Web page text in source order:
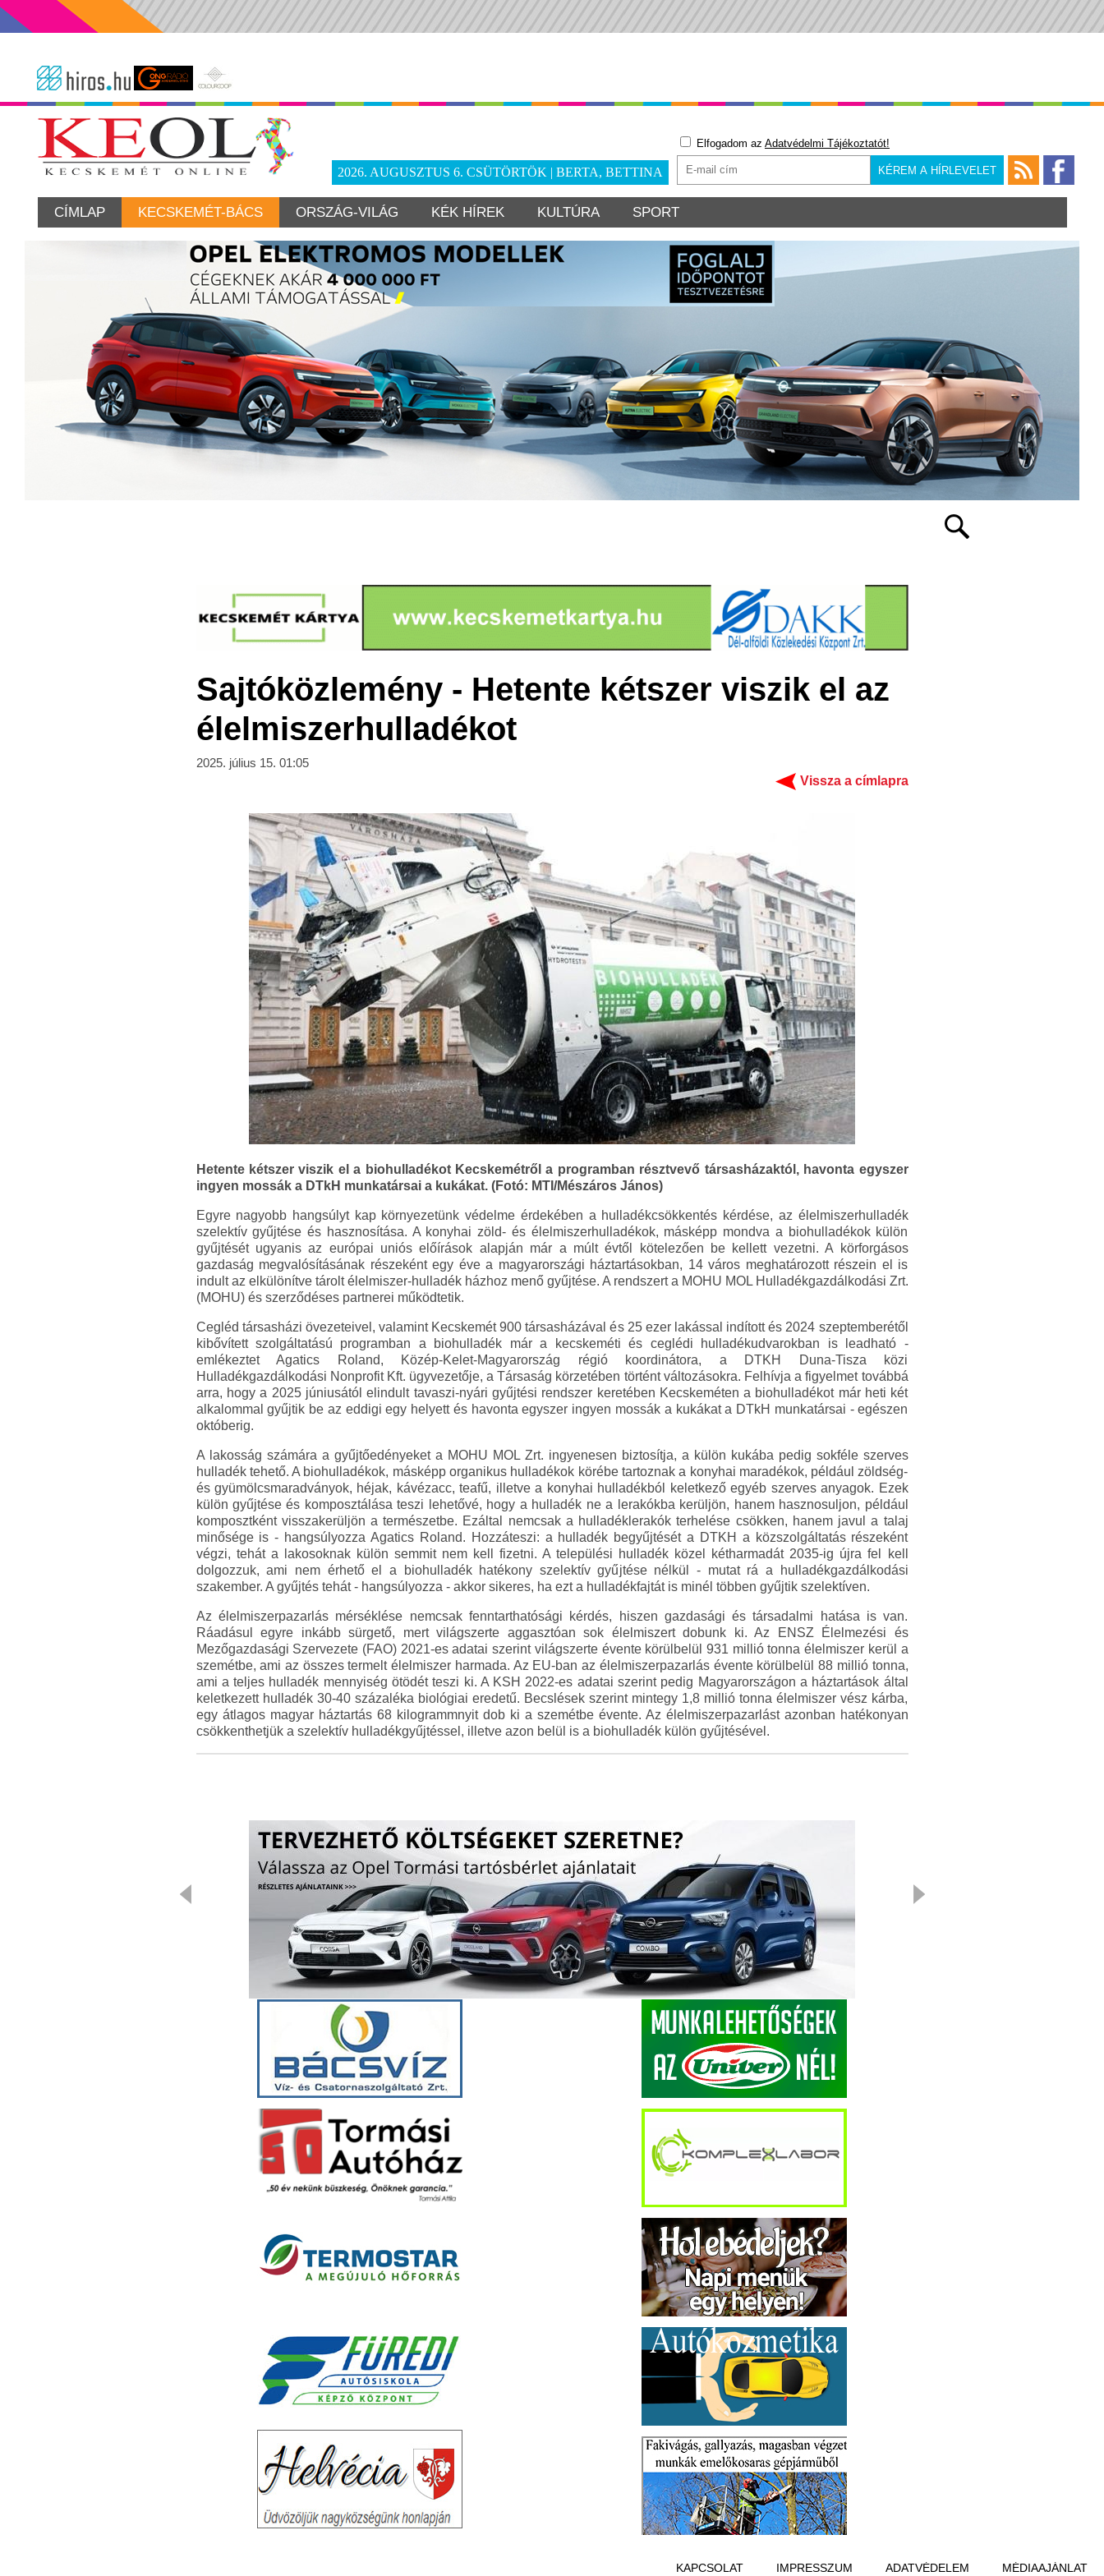
2026. AUGUSZTUS 6. CSÜTÖRTÖK | BERTA, BETTINA
Elfogadom az Adatvédelmi Tájékoztatót!
CÍMLAP KECSKEMÉT-BÁCS ORSZÁG-VILÁG KÉK HÍREK KULTÚRA SPORT
Sajtóközlemény - Hetente kétszer viszik el az
élelmiszerhulladékot
2025. július 15. 01:05
Vissza a címlapra
Hetente kétszer viszik el a biohulladékot Kecskemétről a programban résztvevő társasházaktól, havonta egyszer
ingyen mossák a DTkH munkatársai a kukákat. (Fotó: MTI/Mészáros János)
Egyre nagyobb hangsúlyt kap környezetünk védelme érdekében a hulladékcsökkentés kérdése, az élelmiszerhulladék
szelektív gyűjtése és hasznosítása. A konyhai zöld- és élelmiszerhulladékok, másképp mondva a biohulladékok külön
gyűjtését ugyanis az európai uniós előírások alapján már a múlt évtől kötelezően be kellett vezetni. A körforgásos
gazdaság megvalósításának részeként egy éve a magyarországi háztartásokban, 14 város meghatározott részein el is
indult az elkülönítve tárolt élelmiszer-hulladék házhoz menő gyűjtése. A rendszert a MOHU MOL Hulladékgazdálkodási Zrt.
(MOHU) és szerződéses partnerei működtetik.
Cegléd társasházi övezeteivel, valamint Kecskemét 900 társasházával és 25 ezer lakással indított és 2024 szeptemberétől
kibővített szolgáltatású programban a biohulladék már a kecskeméti és ceglédi hulladékudvarokban is leadható -
emlékeztet Agatics Roland, Közép-Kelet-Magyarország régió koordinátora, a DTKH Duna-Tisza közi
Hulladékgazdálkodási Nonprofit Kft. ügyvezetője, a Társaság körzetében történt változásokra. Felhívja a figyelmet továbbá
arra, hogy a 2025 júniusától elindult tavaszi-nyári gyűjtési rendszer keretében Kecskeméten a biohulladékot már heti két
alkalommal gyűjtik be az eddigi egy helyett és havonta egyszer ingyen mossák a kukákat a DTkH munkatársai - egészen
októberig.
A lakosság számára a gyűjtőedényeket a MOHU MOL Zrt. ingyenesen biztosítja, a külön kukába pedig sokféle szerves
hulladék tehető. A biohulladékok, másképp organikus hulladékok körébe tartoznak a konyhai maradékok, például zöldség-
és gyümölcsmaradványok, héjak, kávézacc, teafű, illetve a konyhai hulladékból keletkező egyéb szerves anyagok. Ezek
külön gyűjtése és komposztálása teszi lehetővé, hogy a hulladék ne a lerakókba kerüljön, hanem hasznosuljon, például
komposztként visszakerüljön a természetbe. Ezáltal nemcsak a hulladéklerakók terhelése csökken, hanem javul a talaj
minősége is - hangsúlyozza Agatics Roland. Hozzáteszi: a hulladék begyűjtését a DTKH a közszolgáltatás részeként
végzi, tehát a lakosoknak külön semmit nem kell fizetni. A települési hulladék közel kétharmadát 2035-ig újra fel kell
dolgozzuk, ami nem érhető el a biohulladék hatékony szelektív gyűjtése nélkül - mutat rá a hulladékgazdálkodási
szakember. A gyűjtés tehát - hangsúlyozza - akkor sikeres, ha ezt a hulladékfajtát is minél többen gyűjtik szelektíven.
Az élelmiszerpazarlás mérséklése nemcsak fenntarthatósági kérdés, hiszen gazdasági és társadalmi hatása is van.
Ráadásul egyre inkább sürgető, mert világszerte aggasztóan sok élelmiszert dobunk ki. Az ENSZ Élelmezési és
Mezőgazdasági Szervezete (FAO) 2021-es adatai szerint világszerte évente körülbelül 931 millió tonna élelmiszer kerül a
szemétbe, ami az összes termelt élelmiszer harmada. Az EU-ban az élelmiszerpazarlás évente körülbelül 88 millió tonna,
ami a teljes hulladék mennyiség ötödét teszi ki. A KSH 2022-es adatai szerint pedig Magyarországon a háztartások által
keletkezett hulladék 30-40 százaléka biológiai eredetű. Becslések szerint mintegy 1,8 millió tonna élelmiszer vész kárba,
egy átlagos magyar háztartás 68 kilogrammnyit dob ki a szemétbe évente. Az élelmiszerpazarlást azonban hatékonyan
csökkenthetjük a szelektív hulladékgyűjtéssel, illetve azon belül is a biohulladék külön gyűjtésével.
KAPCSOLAT IMPRESSZUM ADATVÉDELEM MÉDIAAJÁNLAT